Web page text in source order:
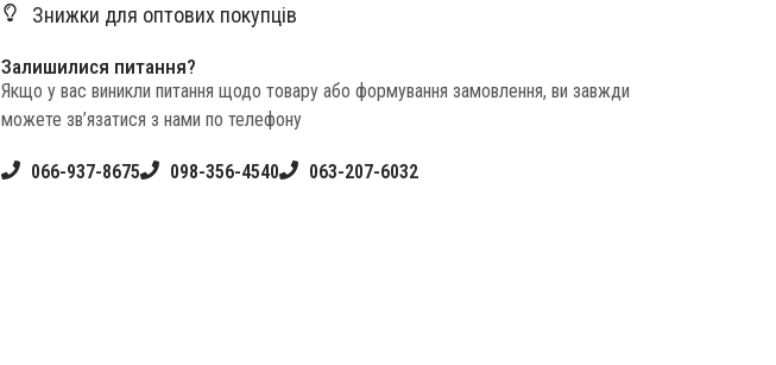
Знижки для оптових покупців
Залишилися питання?
Якщо у вас виникли питання щодо товару або формування замовлення, ви завжди
можете зв’язатися з нами по телефону
066-937-8675 098-356-4540 063-207-6032